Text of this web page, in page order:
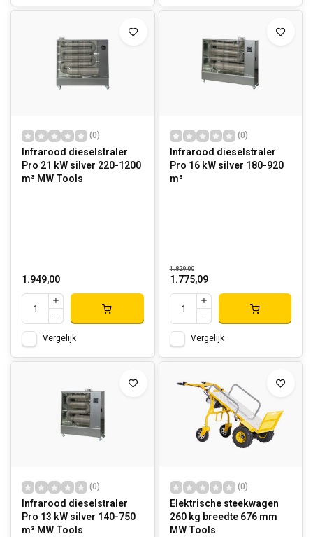
(0)
Infrarood dieselstraler
Pro 21 kW silver 220-1200
m³ MW Tools
1.949,00
Vergelijk
(0)
Infrarood dieselstraler
Pro 16 kW silver 180-920
m³
1.829,00
1.775,09
Vergelijk
(0)
Infrarood dieselstraler
Pro 13 kW silver 140-750
m³ MW Tools
(0)
Elektrische steekwagen
260 kg breedte 676 mm
MW Tools